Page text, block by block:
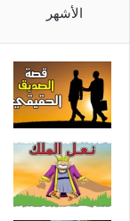
الأشهر